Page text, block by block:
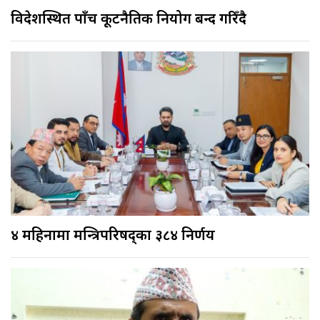
विदेशस्थित पाँच कूटनैतिक नियोग बन्द गरिँदै
४ महिनामा मन्त्रिपरिषद्का ३८४ निर्णय